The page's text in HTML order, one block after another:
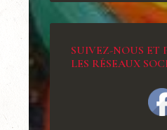
SUIVEZ-NOUS ET
LES RÉSEAUX